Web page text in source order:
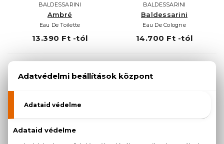
BALDESSARINI
Ambré
Eau De Toilette
13.390 Ft -tól
BALDESSARINI
Baldessarini
Eau De Cologne
14.700 Ft -tól